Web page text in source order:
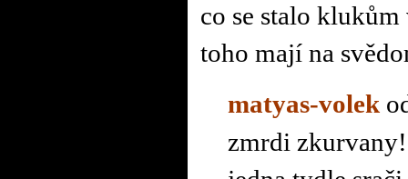
co se stalo
toho mají na
matyas-volek
zmrdi